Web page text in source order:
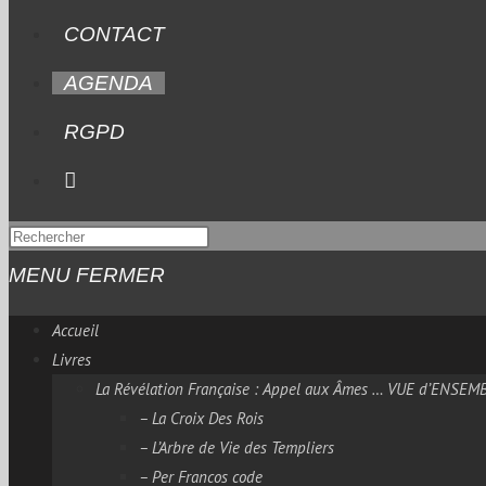
CONTACT
AGENDA
RGPD
MENU FERMER
Accueil
Livres
La Révélation Française : Appel aux Âmes … VUE
– La Croix Des Rois
– L’Arbre de Vie des Templiers
– Per Francos code